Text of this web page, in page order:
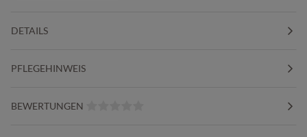
DETAILS
PFLEGEHINWEIS
BEWERTUNGEN